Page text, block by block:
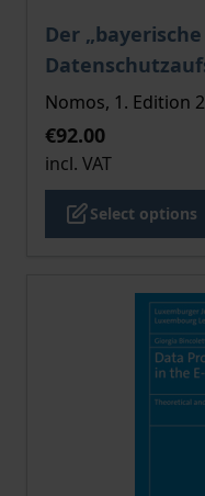
Der
The price
Nomos, 1. Edition
€92.00
incl. VAT
Select options